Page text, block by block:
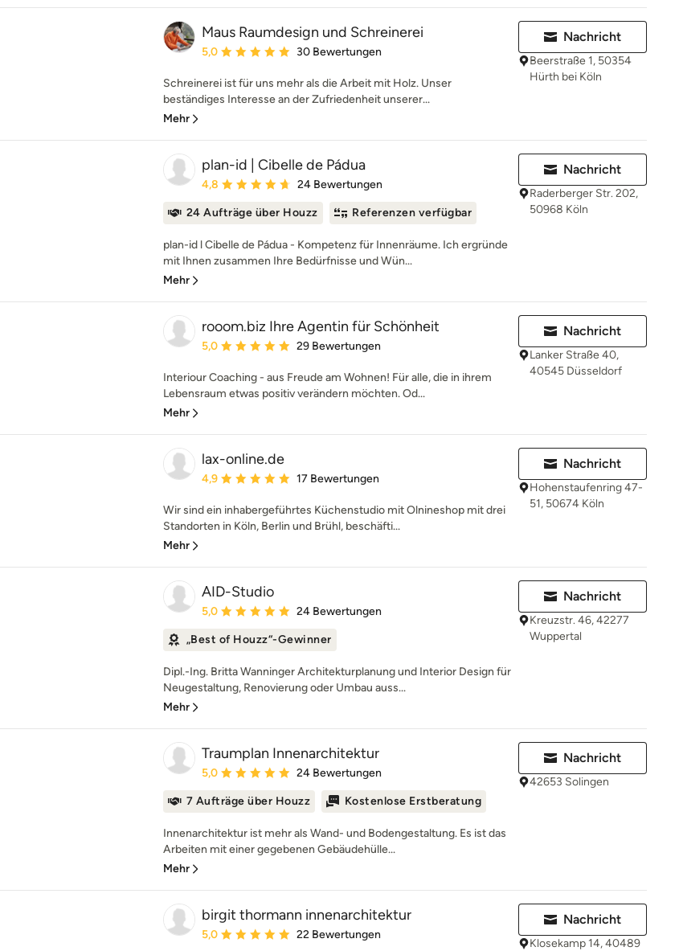
Maus Raumdesign und Schreinerei
Durchschnittliche Bewertung: 5 von 5 Sternen
5,0 30 Bewertungen
Schreinerei ist für uns mehr als die Arbeit mit Holz. Unser
beständiges Interesse an der Zufriedenheit unserer...
Mehr
Nachricht
Beerstraße 1, 50354
Hürth bei Köln
plan-id | Cibelle de Pádua
Durchschnittliche Bewertung: 4.8 von 5 Sternen
4,8 24 Bewertungen
24 Aufträge über Houzz Referenzen verfügbar
plan-id l Cibelle de Pádua - Kompetenz für Innenräume. Ich ergründe
mit Ihnen zusammen Ihre Bedürfnisse und Wün...
Mehr
Nachricht
Raderberger Str. 202,
50968 Köln
rooom.biz Ihre Agentin für Schönheit
Durchschnittliche Bewertung: 5 von 5 Sternen
5,0 29 Bewertungen
Interiour Coaching - aus Freude am Wohnen! Für alle, die in ihrem
Lebensraum etwas positiv verändern möchten. Od...
Mehr
Nachricht
Lanker Straße 40,
40545 Düsseldorf
lax-online.de
Durchschnittliche Bewertung: 4.9 von 5 Sternen
4,9 17 Bewertungen
Wir sind ein inhabergeführtes Küchenstudio mit Olnineshop mit drei
Standorten in Köln, Berlin und Brühl, beschäfti...
Mehr
Nachricht
Hohenstaufenring 47-
51, 50674 Köln
AID-Studio
Durchschnittliche Bewertung: 5 von 5 Sternen
5,0 24 Bewertungen
„Best of Houzz“-Gewinner
Dipl.-Ing. Britta Wanninger Architekturplanung und Interior Design für
Neugestaltung, Renovierung oder Umbau auss...
Mehr
Nachricht
Kreuzstr. 46, 42277
Wuppertal
Traumplan Innenarchitektur
Durchschnittliche Bewertung: 5 von 5 Sternen
5,0 24 Bewertungen
7 Aufträge über Houzz Kostenlose Erstberatung
Innenarchitektur ist mehr als Wand- und Bodengestaltung. Es ist das
Arbeiten mit einer gegebenen Gebäudehülle...
Mehr
Nachricht
42653 Solingen
birgit thormann innenarchitektur
Durchschnittliche Bewertung: 5 von 5 Sternen
5,0 22 Bewertungen
Nachricht
Klosekamp 14, 40489